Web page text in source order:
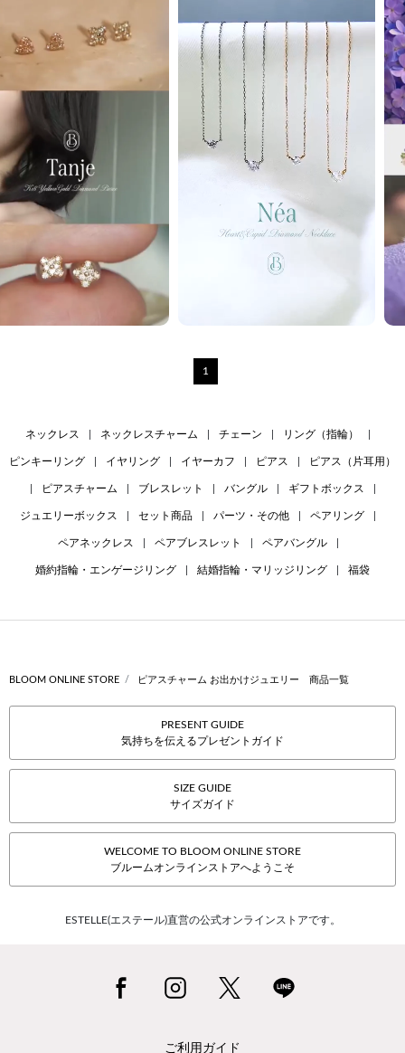
1
ネックレス ネックレスチャーム チェーン リング（指輪）
ピンキーリング イヤリング イヤーカフ ピアス ピアス（片耳用）
ピアスチャーム ブレスレット バングル ギフトボックス
ジュエリーボックス セット商品 パーツ・その他 ペアリング
ペアネックレス ペアブレスレット ペアバングル
婚約指輪・エンゲージリング 結婚指輪・マリッジリング 福袋
BLOOM ONLINE STORE ピアスチャーム お出かけジュエリー 商品一覧
PRESENT GUIDE
気持ちを伝えるプレゼントガイド
SIZE GUIDE
サイズガイド
WELCOME TO BLOOM ONLINE STORE
ブルームオンラインストアへようこそ
ESTELLE(エステール)直営の公式オンラインストアです。
ご利用ガイド